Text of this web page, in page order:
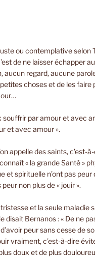
ou contemplative selon
de ne laisser échapper
aucun regard, aucune
choses et de les faire
souffrir par amour et avec
et avec amour ».
appelle des saints, c’est-
« la grande Santé »
et spirituelle n’ont pas peur
peur non plus de « jouir ».
et la seule maladie
disait Bernanos : « De ne
d’avoir peur sans cesse de
vraiment, c’est-à-dire
doux et de plus